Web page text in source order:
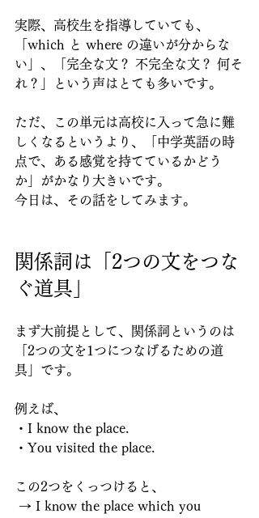
実際、高校生を指導していても、
「which と where の違いが分からな
い」、「完全な文？ 不完全な文？ 何そ
れ？」という声はとても多いです。
ただ、この単元は高校に入って急に難
しくなるというより、「中学英語の時
点で、ある感覚を持てているかどう
か」がかなり大きいです。
今日は、その話をしてみます。
関係詞は「2つの文をつな
ぐ道具」
まず大前提として、関係詞というのは
「2つの文を1つにつなげるための道
具」です。
例えば、
・I know the place.
・You visited the place.
この2つをくっつけると、